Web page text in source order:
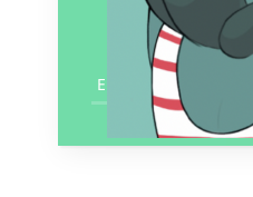
En savoir plus